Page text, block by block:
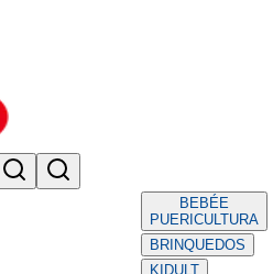
BEBÉE
PUERICULTURA
BRINQUEDOS
KIDULT